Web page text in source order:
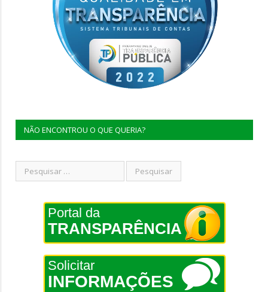
NÃO ENCONTROU O QUE QUERIA?
Portal da
TRANSPARÊNCIA
Solicitar
INFORMAÇÕES